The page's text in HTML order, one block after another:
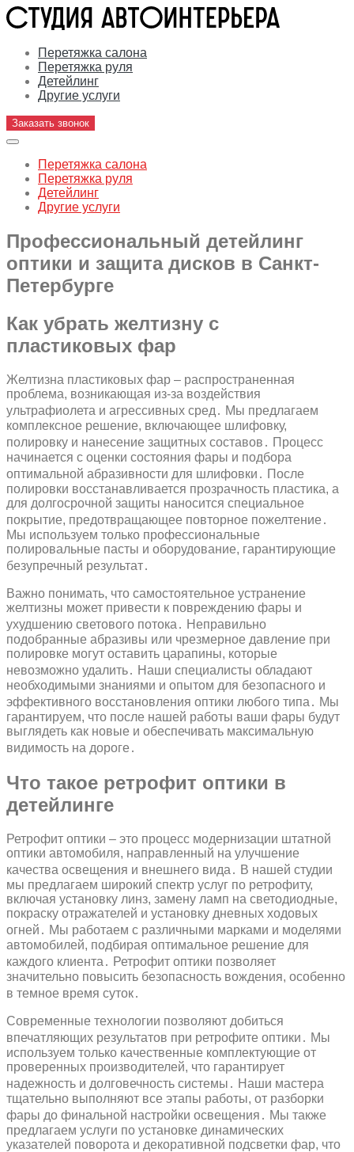
Перетяжка салона
Перетяжка руля
Детейлинг
Другие услуги
Заказать звонок
Перетяжка салона
Перетяжка руля
Детейлинг
Другие услуги
Профессиональный детейлинг
оптики и защита дисков в Санкт-
Петербурге
Как убрать желтизну с
пластиковых фар
Желтизна пластиковых фар – распространенная
проблема, возникающая из-за воздействия
ультрафиолета и агрессивных сред․ Мы предлагаем
комплексное решение, включающее шлифовку,
полировку и нанесение защитных составов․ Процесс
начинается с оценки состояния фары и подбора
оптимальной абразивности для шлифовки․ После
полировки восстанавливается прозрачность пластика, а
для долгосрочной защиты наносится специальное
покрытие, предотвращающее повторное пожелтение․
Мы используем только профессиональные
полировальные пасты и оборудование, гарантирующие
безупречный результат․
Важно понимать, что самостоятельное устранение
желтизны может привести к повреждению фары и
ухудшению светового потока․ Неправильно
подобранные абразивы или чрезмерное давление при
полировке могут оставить царапины, которые
невозможно удалить․ Наши специалисты обладают
необходимыми знаниями и опытом для безопасного и
эффективного восстановления оптики любого типа․ Мы
гарантируем, что после нашей работы ваши фары будут
выглядеть как новые и обеспечивать максимальную
видимость на дороге․
Что такое ретрофит оптики в
детейлинге
Ретрофит оптики – это процесс модернизации штатной
оптики автомобиля, направленный на улучшение
качества освещения и внешнего вида․ В нашей студии
мы предлагаем широкий спектр услуг по ретрофиту,
включая установку линз, замену ламп на светодиодные,
покраску отражателей и установку дневных ходовых
огней․ Мы работаем с различными марками и моделями
автомобилей, подбирая оптимальное решение для
каждого клиента․ Ретрофит оптики позволяет
значительно повысить безопасность вождения, особенно
в темное время суток․
Современные технологии позволяют добиться
впечатляющих результатов при ретрофите оптики․ Мы
используем только качественные комплектующие от
проверенных производителей, что гарантирует
надежность и долговечность системы․ Наши мастера
тщательно выполняют все этапы работы, от разборки
фары до финальной настройки освещения․ Мы также
предлагаем услуги по установке динамических
указателей поворота и декоративной подсветки фар, что